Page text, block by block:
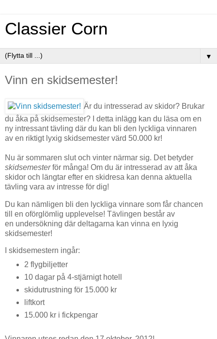
Classier Corn
▼
Vinn en skidsemester!
Är du intresserad av skidor? Brukar
du åka på skidsemester? I detta inlägg kan du läsa om en
ny intressant tävling där du kan bli den lyckliga vinnaren
av en riktigt lyxig skidsemester värd 50.000 kr!
Nu är sommaren slut och vinter närmar sig. Det betyder
skidsemesterför många! Om du är intresserad av att åka
skidor och längtar efter en skidresa kan denna aktuella
tävling vara av intresse för dig!
Du kan nämligen bli den lyckliga vinnare som får chancen
till en oförglömlig upplevelse! Tävlingen består av
en undersökning där deltagarna kan vinna en lyxig
skidsemester!
I skidsemestern ingår:
2 flygbiljetter
10 dagar på 4-stjärnigt hotell
skidutrustning för 15.000 kr
liftkort
15.000 kr i fickpengar